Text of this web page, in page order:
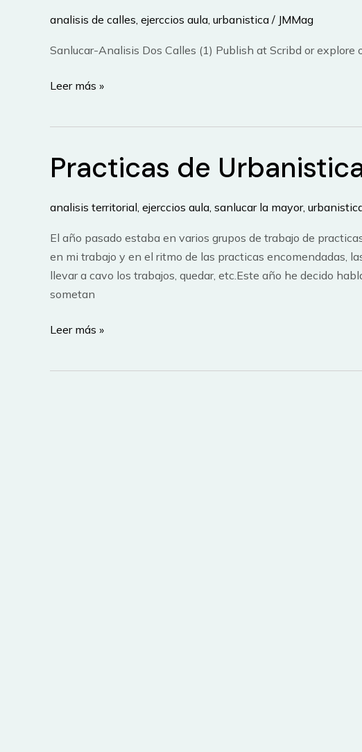
analisis de calles, ejerccios aula, urbanistica / JMMag
Sanlucar-Analisis Dos Calles (1) Publish at Scribd or explore
Sanlucar
de
dos
Leer más »
Practicas de
analisis territorial ejerccios aula sanlucar la mayor,
El año pasado estaba en varios grupos de trabajo de
en mi trabajo y en el ritmo de las practicas encomendadas,
llevar a cavo los trabajos, quedar, etc.Este año he decido
sometan
Practicas
Leer más »